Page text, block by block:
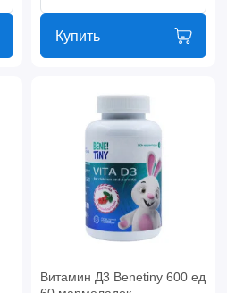
Купить
Витамин Д3 Benetiny 600 ед